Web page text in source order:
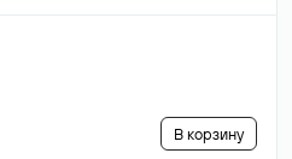
В корзину